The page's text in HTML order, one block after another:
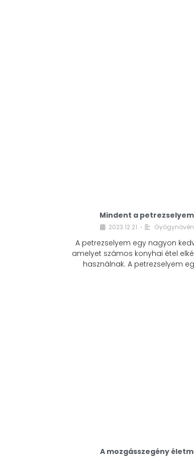
Mindent a
2023.12.21. •
A petrezselyem egy nagyon
amelyet számos konyhai étel
használnak. A petrezselyem
A mozgásszegény